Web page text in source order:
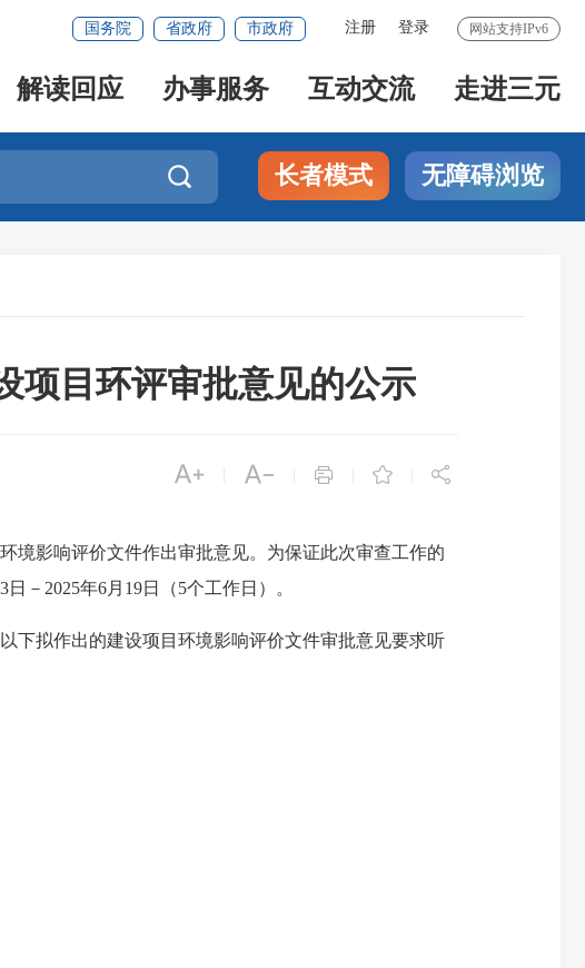
网站支持IPv6
注册 登录
国务院 省政府 市政府
解读回应 办事服务 互动交流 走进三元
 长者模式 无障碍浏览
项目环评审批意见的公示
    
境影响评价文件作出审批意见。为保证此次审查工作的
－2025年6月19日（5个工作日）。
下拟作出的建设项目环境影响评价文件审批意见要求听